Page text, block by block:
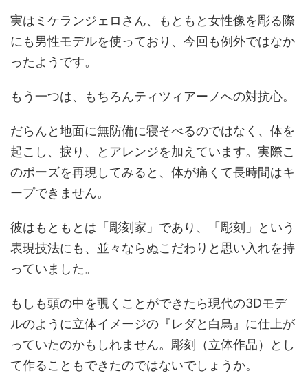
実はミケランジェロさん、もともと女性像を彫る際
にも男性モデルを使っており、今回も例外ではなか
ったようです。
もう一つは、もちろんティツィアーノへの対抗心。
だらんと地面に無防備に寝そべるのではなく、体を
起こし、捩り、とアレンジを加えています。実際こ
のポーズを再現してみると、体が痛くて長時間はキ
ープできません。
彼はもともとは「彫刻家」であり、「彫刻」という
表現技法にも、並々ならぬこだわりと思い入れを持
っていました。
もしも頭の中を覗くことができたら現代の3Dモデ
ルのように立体イメージの『レダと白鳥』に仕上が
っていたのかもしれません。彫刻（立体作品）とし
て作ることもできたのではないでしょうか。